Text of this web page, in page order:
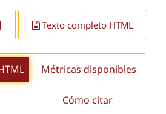
Texto completo HTML
Métricas disponibles
Cómo citar